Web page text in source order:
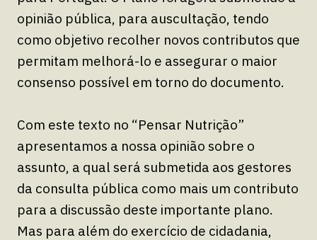
opinião pública, para auscultação, tendo
como objetivo recolher novos contributos que
permitam melhorá-lo e assegurar o maior
consenso possível em torno do documento.
Com este texto no “Pensar Nutrição”
apresentamos a nossa opinião sobre o
assunto, a qual será submetida aos gestores
da consulta pública como mais um contributo
para a discussão deste importante plano.
Mas para além do exercício de cidadania,